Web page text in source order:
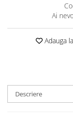
Ai
Adauga
Descriere